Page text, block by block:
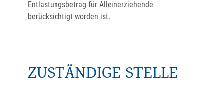
Entlastungsbetrag für Alleinerziehende
berücksichtigt worden ist.
ZUSTÄNDIGE STELLE